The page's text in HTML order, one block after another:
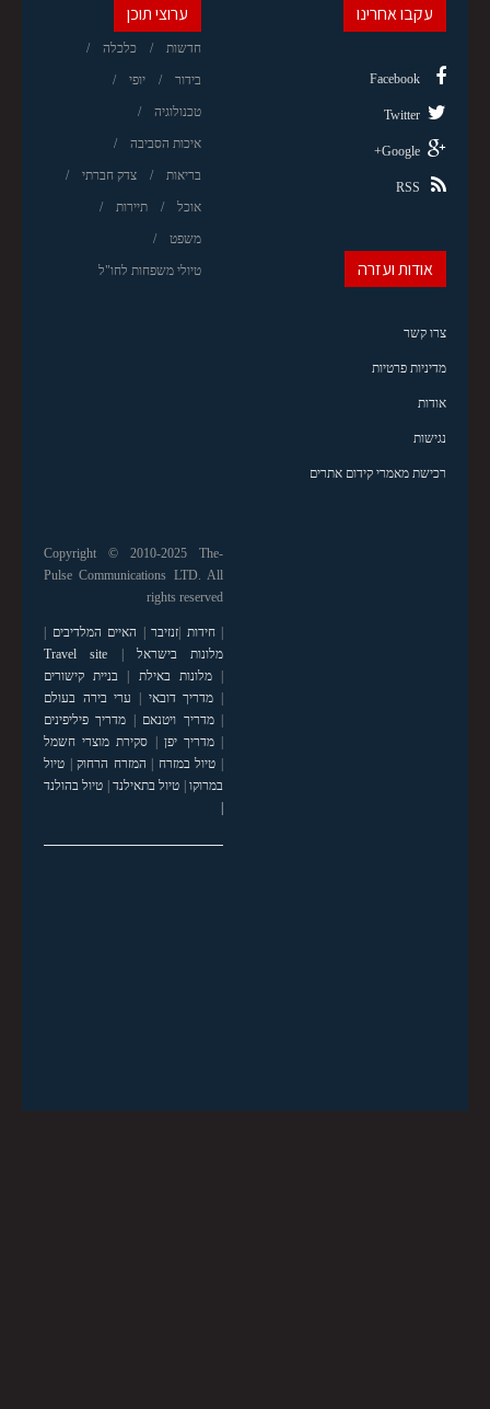
ערוצי תוכן
חדשות כלכלה
בידור יופי
טכנולוגיה
איכות הסביבה
בריאות צדק חברתי
אוכל תיירות
משפט
טיולי משפחות לחו"ל
עקבו אחרינו
Facebook
Twitter
Google+
RSS
אודות ועזרה
צרו קשר
מדיניות פרטיות
אודות
נגישות
רכישת מאמרי קידום אתרים
Copyright © 2010-2025 The-
Pulse Communications LTD. All
rights reserved
|חידות |זנזיבר | האיים המלדיבים |
מלונות בישראל |
Travel site
|מלונות באילת | בניית קישורים
| מדריך דובאי | ערי בירה בעולם
|מדריך ויטנאם | מדריך פיליפינים
|מדריך יפן | סקירת מוצרי חשמל
| טיול במזרח | המזרח הרחוק| טיול
במרוקו| טיול בתאילנד| טיול בהולנד
|